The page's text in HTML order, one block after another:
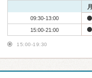
月
09:30-13:00
15:00-21:00
15:00-19:30